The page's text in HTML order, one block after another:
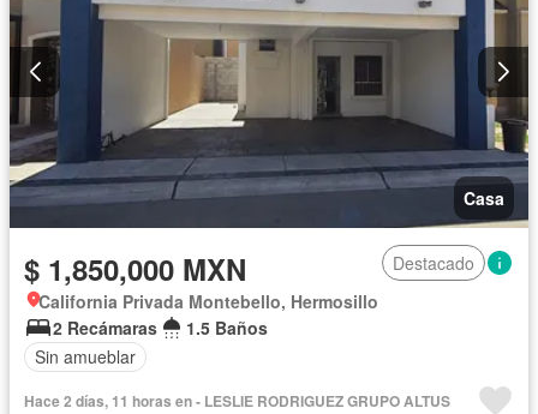
Casa
$ 1,850,000 MXN
Destacado
California Privada Montebello, Hermosillo
2 Recámaras
1.5 Baños
Sin amueblar
Hace 2 días, 11 horas en - LESLIE RODRIGUEZ GRUPO ALTUS